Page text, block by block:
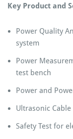
Key Product and
Power Quality
system
Power
test bench
Power and
Ultrasonic
Safety Test for